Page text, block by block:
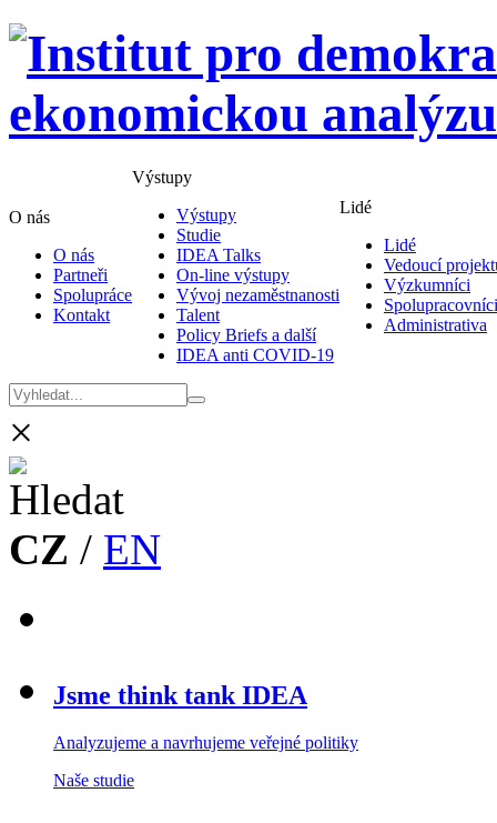
O nás
O nás
Partneři
Spolupráce
Kontakt
Výstupy
Výstupy
Studie
IDEA Talks
On-line výstupy
Vývoj nezaměstnanosti
Talent
Policy Briefs a další
IDEA anti COVID-19
Lidé
Lidé
Vedoucí
Výzkumníci
Spolupracovníci
Administrativa
×
CZ / EN
Jsme think tank IDEA
Analyzujeme a navrhujeme veřejné politiky
Naše studie